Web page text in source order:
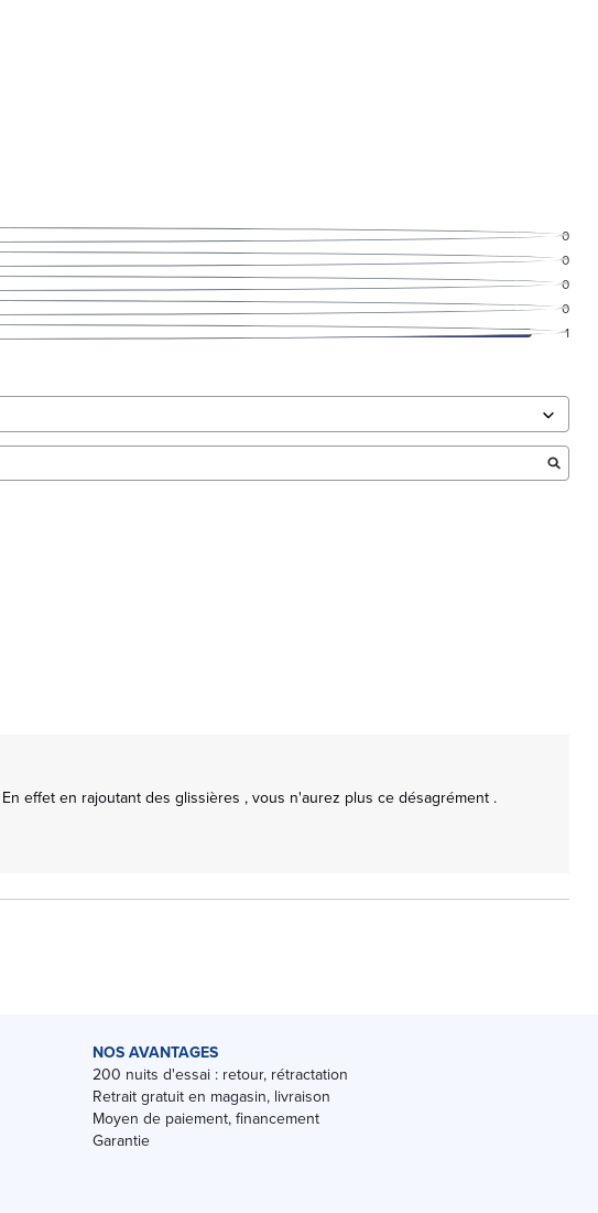
0
0
0
0
1
effet en rajoutant des glissières , vous n'aurez plus ce désagrément .
NOS AVANTAGES
200 nuits d'essai : retour, rétractation
Retrait gratuit en magasin, livraison
Moyen de paiement, financement
Garantie